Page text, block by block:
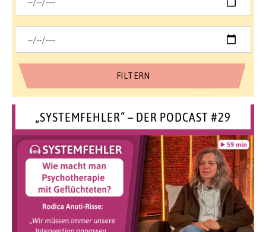
„SYSTEMFEHLER“ – DER PODCAST #29